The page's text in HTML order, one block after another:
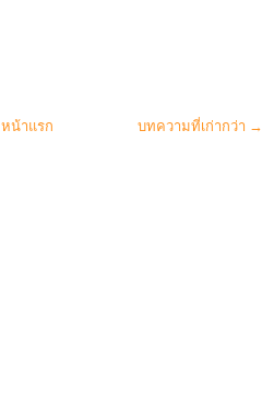
บทความที่เก่ากว่า →
หน้าแรก